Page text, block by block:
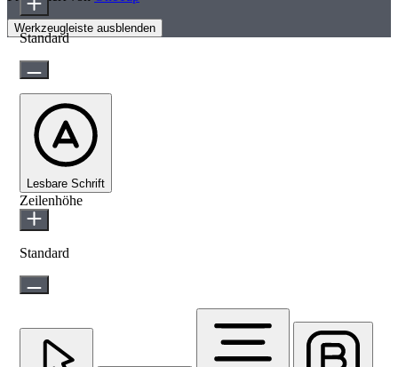
Werkzeugleiste ausblenden
Standard
Lesbare Schrift
Zeilenhöhe
Standard